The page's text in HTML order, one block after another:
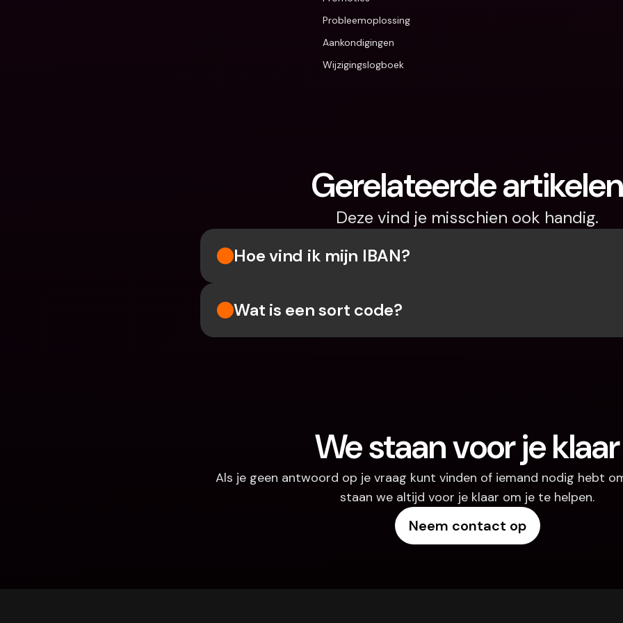
Probleemoplossing
Aankondigingen
Wijzigingslogboek
Gerelateerde
Deze vind je misschien ook handig.
Hoe vind ik mijn IBAN?
Wat is een sort code?
We staan voor je klaar
Als je geen antwoord op je vraag kunt vinden of iemand nodig hebt
staan we altijd voor je klaar om je te helpen.
Neem contact op